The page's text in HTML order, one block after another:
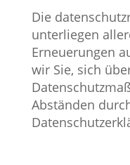
Die
unterliegen
Erneuerungen
wir Sie, sich
Abständen